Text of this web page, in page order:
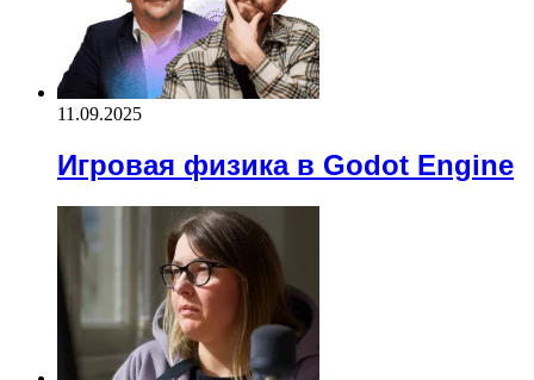
11.09.2025
Игровая физика в Godot Engine